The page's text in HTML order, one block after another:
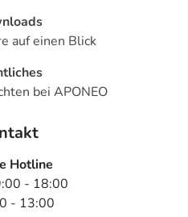
auf einen Blick
bei APONEO
Hotline
- 18:00
- 13:00